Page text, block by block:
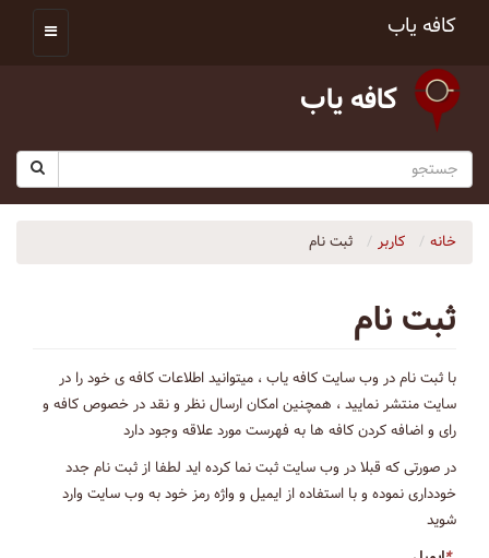
کافه یاب
کافه یاب
خانه کاربر ثبت نام
ثبت نام
با ثبت نام در وب سایت کافه یاب ، میتوانید اطلاعات کافه ی خود را در
سایت منتشر نمایید ، همچنین امکان ارسال نظر و نقد در خصوص کافه و
رای و اضافه کردن کافه ها به فهرست مورد علاقه وجود دارد
در صورتی که قبلا در وب سایت ثبت نما کرده اید لطفا از ثبت نام جدد
خودداری نموده و با استفاده از ایمیل و واژه رمز خود به وب سایت وارد
شوید